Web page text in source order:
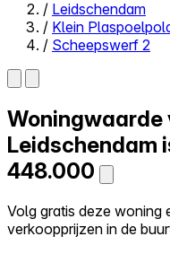
Close menu
Zelf kopen
Alles-in-één
Reviews
Prijzen
Log in
Probeer Walter gratis
/ Leidschendam
/ Klein
/ Scheepswerf 2
Woningwaarde
Leidschendam
448.000
Volg gratis deze woning
verkoopprijzen in de